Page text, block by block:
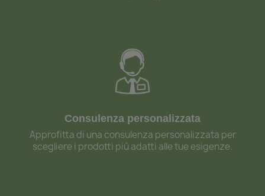
Consulenza personalizzata
Approfitta di una consulenza personalizzata per
scegliere i prodotti più adatti alle tue esigenze.